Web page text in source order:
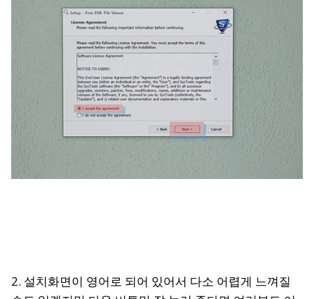
2. 설치화면이 영어로 되어 있어서 다소 어렵게 느껴질